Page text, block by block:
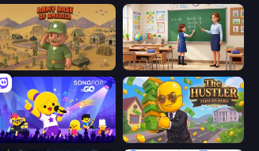
Army Base Of America High School Teacher Simulator
SongPop GO The Hustler